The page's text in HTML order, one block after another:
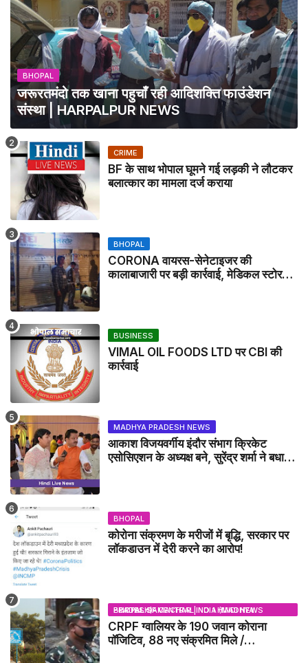
BHOPAL
जरूरतमंदो तक खाना पहुचाँ रही आदिशक्ति फाउंडेशन
संस्था | HARPALPUR NEWS
CRIME
BF के साथ भोपाल घूमने गई लड़की ने लौटकर
बलात्कार का मामला दर्ज कराया
BHOPAL
CORONA वायरस-सेनेटाइजर की
कालाबाजारी पर बड़ी कार्रवाई, मेडिकल स्टोर
BUSINESS
VIMAL OIL FOODS LTD पर CBI की
कार्रवाई
MADHYA PRADESH NEWS
आकाश विजयवर्गीय इंदौर संभाग क्रिकेट
एसोसिएशन के अध्यक्ष बने, सुरेंद्र शर्मा ने बधाई
BHOPAL
कोरोना संक्रमण के मरीजों में बृद्धि, सरकार पर
लॉकडाउन में देरी करने का आरोप!
BHOPAL SAMACHAR | NO 1 HINDI NEWS PORTAL OF CENTRAL INDIA (MADHYA PRADESH)
CRPF ग्वालियर के 190 जवान कोराना
पॉजिटिव, 88 नए संक्रमित मिले /